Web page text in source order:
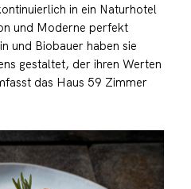
in ein Naturhotel
und Moderne perfekt
und Biobauer haben sie
gestaltet, der ihren Werten
das Haus 59 Zimmer